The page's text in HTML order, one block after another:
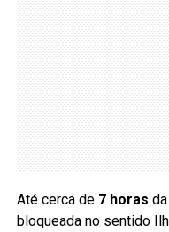
Até cerca de 7 horas
bloqueada no sentido